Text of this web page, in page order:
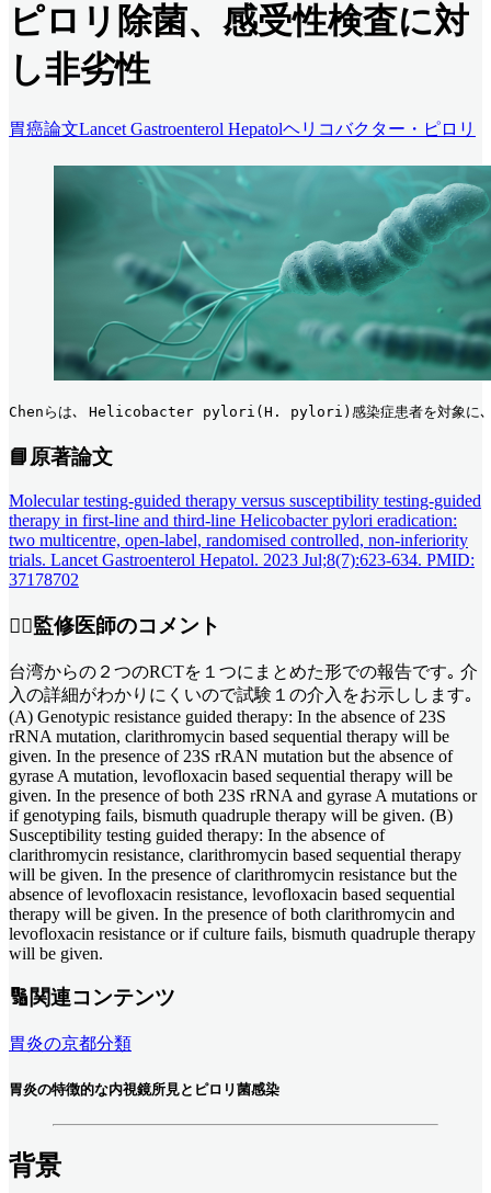
ピロリ除菌、感受性検査に対
し非劣性
胃癌論文Lancet Gastroenterol Hepatolヘリコバクター・ピロリ
Chenらは､ Helicobacter pylori(H. pylori)感染症患者を対象に､ 1次治
📘原著論文
Molecular testing-guided therapy versus susceptibility testing-guided
therapy in first-line and third-line Helicobacter pylori eradication:
two multicentre, open-label, randomised controlled, non-inferiority
trials. Lancet Gastroenterol Hepatol. 2023 Jul;8(7):623-634. PMID:
37178702
👨‍⚕️監修医師のコメント
台湾からの２つのRCTを１つにまとめた形での報告です｡ 介
入の詳細がわかりにくいので試験１の介入をお示しします｡
(A) Genotypic resistance guided therapy: In the absence of 23S
rRNA mutation, clarithromycin based sequential therapy will be
given. In the presence of 23S rRAN mutation but the absence of
gyrase A mutation, levofloxacin based sequential therapy will be
given. In the presence of both 23S rRNA and gyrase A mutations or
if genotyping fails, bismuth quadruple therapy will be given. (B)
Susceptibility testing guided therapy: In the absence of
clarithromycin resistance, clarithromycin based sequential therapy
will be given. In the presence of clarithromycin resistance but the
absence of levofloxacin resistance, levofloxacin based sequential
therapy will be given. In the presence of both clarithromycin and
levofloxacin resistance or if culture fails, bismuth quadruple therapy
will be given.
🔢関連コンテンツ
胃炎の京都分類
胃炎の特徴的な内視鏡所見とピロリ菌感染
背景